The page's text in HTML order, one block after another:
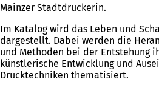
Mainzer Stadtdruckerin.
Im Katalog wird das Leben und
dargestellt. Dabei werden die
und Methoden bei der Entstehung
künstlerische Entwicklung und
Drucktechniken thematisiert.